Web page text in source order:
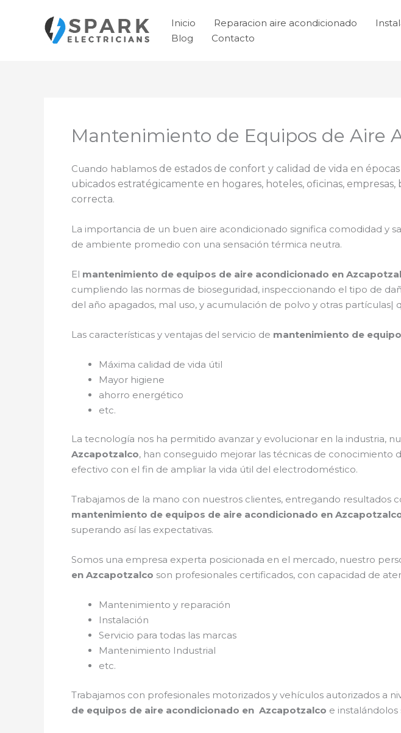
contenido
Inicio Reparacion aire acondicionado
Blog
Contacto
Mantenimiento de Equipos de Aire
Cuando hablamos de estados de confort y calidad de vida en
ubicados estratégicamente en hogares, hoteles, oficinas,
correcta.
La importancia de un buen aire acondicionado significa comodidad y
de ambiente promedio con una sensación térmica neutra.
El mantenimiento de equipos de aire acondicionado en
cumpliendo las normas de bioseguridad, inspeccionando el tipo de
del año apagados, mal uso, y acumulación de polvo y otras
Las características y ventajas del servicio de mantenimiento de
Máxima calidad de vida útil
Mayor higiene
ahorro energético
etc.
La tecnología nos ha permitido avanzar y evolucionar en la industria,
Azcapotzalco, han conseguido mejorar las técnicas de
efectivo con el fin de ampliar la vida útil del electrodoméstico.
Trabajamos de la mano con nuestros clientes, entregando resultados
mantenimiento de equipos de aire acondicionado en
superando así las expectativas.
Somos una empresa experta posicionada en el mercado, nuestro
en Azcapotzalco son profesionales certificados, con capacidad de
Mantenimiento y reparación
Instalación
Servicio para todas las marcas
Mantenimiento Industrial
etc.
Trabajamos con profesionales motorizados y vehículos autorizados a
de equipos de aire acondicionado en Azcapotzalco e instalándolos